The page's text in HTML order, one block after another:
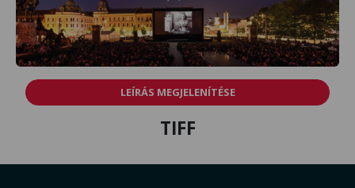
LEÍRÁS MEGJELENÍTÉSE
TIFF